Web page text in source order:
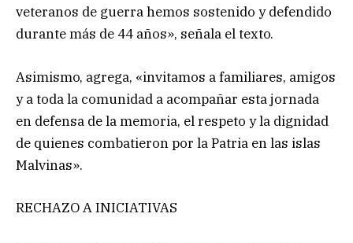
veteranos de guerra hemos sostenido y defendido
durante más de 44 años», señala el texto.
Asimismo, agrega, «invitamos a familiares, amigos
y a toda la comunidad a acompañar esta jornada
en defensa de la memoria, el respeto y la dignidad
de quienes combatieron por la Patria en las islas
Malvinas».
RECHAZO A INICIATIVAS